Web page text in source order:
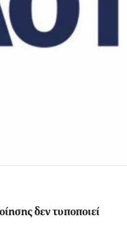
δεν τυποποιεί